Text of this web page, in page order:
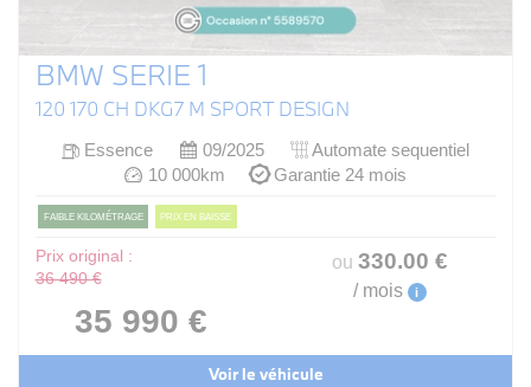
BMW SERIE 1
120 170 CH DKG7 M SPORT DESIGN
Essence 09/2025
Automate sequentiel
10 000km
Garantie 24 mois
FAIBLE KILOMÉTRAGE PRIX EN BAISSE
Prix original :
36 490 €
35 990 €
ou 330.00 €
/ mois i
Voir le véhicule